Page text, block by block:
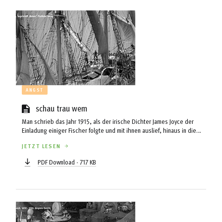
ANGST
schau trau wem
Man schrieb das Jahr 1915, als der irische Dichter James Joyce der
Einladung einiger Fischer folgte und mit ihnen auslief, hinaus in die
gefertigt und mit geteerten Leinenbahnen überzogen. Die hölzernen
Masten wirkten so zerbrechlich wie der ganze Rest. Ohne Funk und
Radar waren sie auch nicht gewarnt vor dem aufkommenden Sturm,
JETZT LESEN
PDF Download - 717 KB